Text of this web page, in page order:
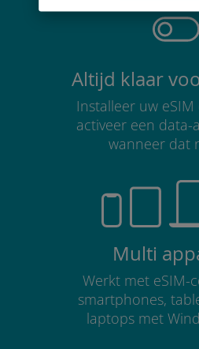
Altijd klaar
Installeer uw eSIM
activeer een
wanneer dat
Multi
Werkt met eSIM-
smartphones,
laptops met